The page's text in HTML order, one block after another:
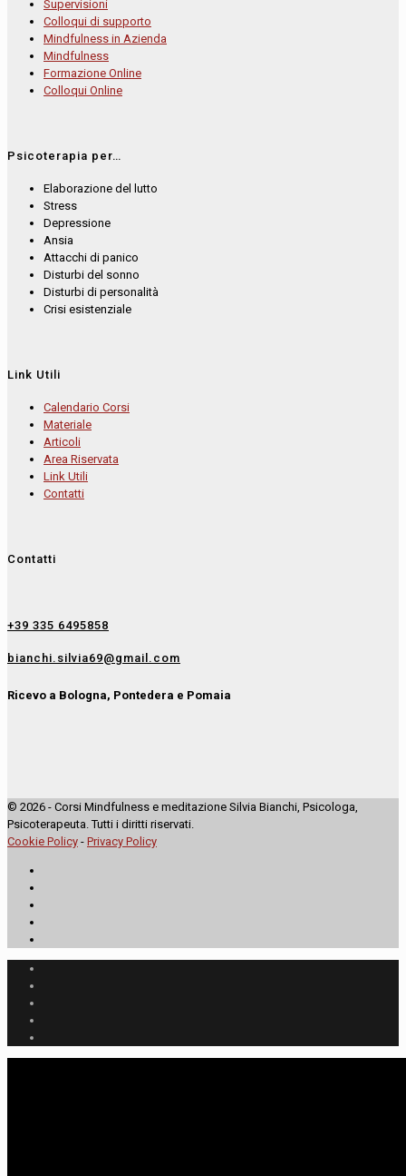
Supervisioni
Colloqui di supporto
Mindfulness in Azienda
Mindfulness
Formazione Online
Colloqui Online
Psicoterapia per…
Elaborazione del lutto
Stress
Depressione
Ansia
Attacchi di panico
Disturbi del sonno
Disturbi di personalità
Crisi esistenziale
Link Utili
Calendario Corsi
Materiale
Articoli
Area Riservata
Link Utili
Contatti
Contatti
+39 335 6495858
bianchi.silvia69@gmail.com
Ricevo a Bologna, Pontedera e Pomaia
© 2026 - Corsi Mindfulness e meditazione Silvia Bianchi, Psicologa,
Psicoterapeuta. Tutti i diritti riservati.
Cookie Policy - Privacy Policy